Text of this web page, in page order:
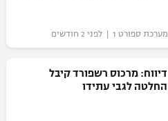
מערכת ספורט 1 | לפני 2 חודשים
דיווח: מרכוס רשפורד קיבל
החלטה לגבי עתידו